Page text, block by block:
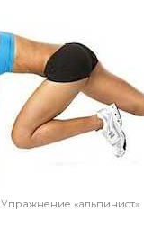
Упражнение «альпинист»